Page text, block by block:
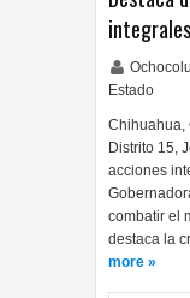
Estado
Chihuahua,
Distrito 15,
acciones
combatir el
destaca la
more »